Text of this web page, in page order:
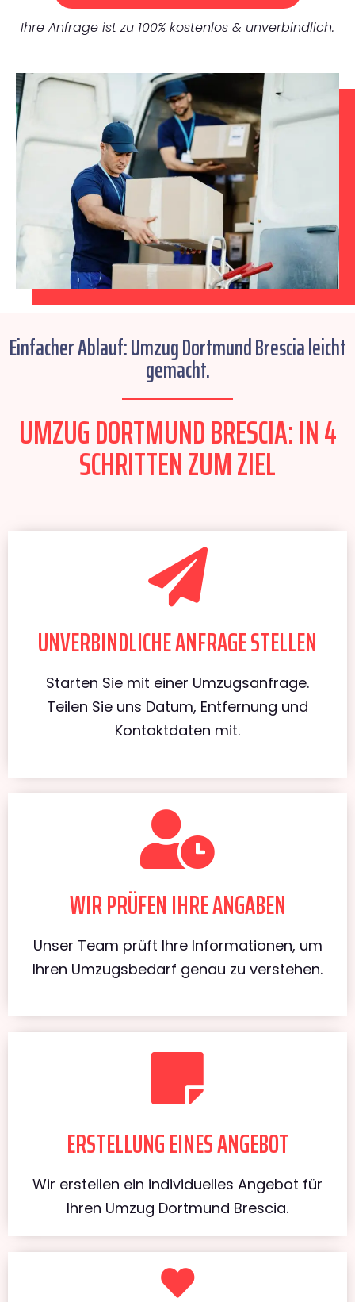
Ihre Anfrage ist zu 100% kostenlos & unverbindlich.
Einfacher Ablauf: Umzug Dortmund Brescia leicht
gemacht.
UMZUG DORTMUND BRESCIA: IN 4
SCHRITTEN ZUM ZIEL
UNVERBINDLICHE ANFRAGE STELLEN
Starten Sie mit einer Umzugsanfrage.
Teilen Sie uns Datum, Entfernung und
Kontaktdaten mit.
WIR PRÜFEN IHRE ANGABEN
Unser Team prüft Ihre Informationen, um
Ihren Umzugsbedarf genau zu verstehen.
ERSTELLUNG EINES ANGEBOT
Wir erstellen ein individuelles Angebot für
Ihren Umzug Dortmund Brescia.